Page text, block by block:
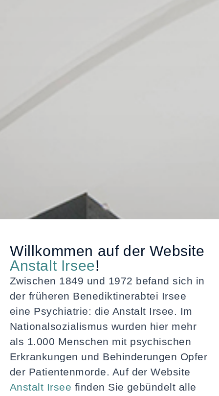
Willkommen auf der Website
Anstalt Irsee!
Zwischen 1849 und 1972 befand sich in
der früheren Benediktinerabtei Irsee
eine Psychiatrie: die Anstalt Irsee. Im
Nationalsozialismus wurden hier mehr
als 1.000 Menschen mit psychischen
Erkrankungen und Behinderungen Opfer
der Patientenmorde. Auf der Website
Anstalt Irsee finden Sie gebündelt alle